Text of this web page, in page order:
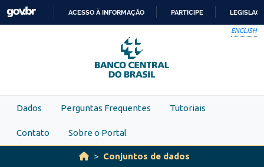
Skip to main content
PARA
O
CONTEÚDO
ACESSO À INFORMAÇÃO PARTICIPE
ENGLISH
Dados Perguntas Frequentes Tutoriais
Contato Sobre o Portal
Conjuntos de dados